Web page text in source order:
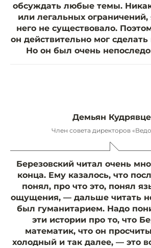
обсуждать любые темы.
или легальных ограничений,
него не существовало.
он действительно мог сделать
Но он был очень
Демьян
Член совета директоров
Березовский читал очень
конца. Ему казалось, что
понял, про что это, понял
ощущения, — дальше читать
был гуманитарием. Надо
эти истории про то, что
математик, что он
холодный и так далее, — это